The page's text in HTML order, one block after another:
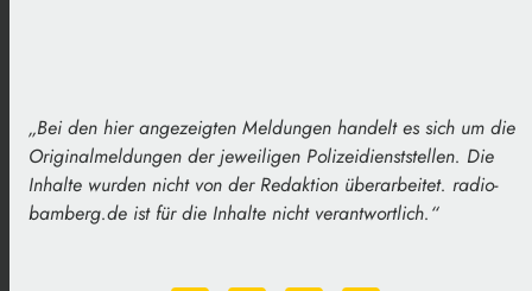
„Bei den hier angezeigten Meldungen handelt es sich um die
Originalmeldungen der jeweiligen Polizeidienststellen. Die
Inhalte wurden nicht von der Redaktion überarbeitet. radio-
bamberg.de ist für die Inhalte nicht verantwortlich.“